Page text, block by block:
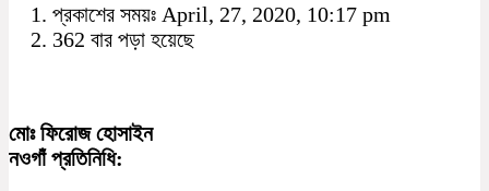
প্রকাশের সময়ঃ April, 27, 2020, 10:17 pm
362 বার পড়া হয়েছে
মোঃ ফিরোজ হোসাইন
নওগাঁ প্রতিনিধি: